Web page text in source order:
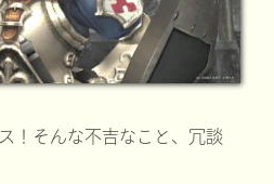
！そんな不吉なこと、冗談